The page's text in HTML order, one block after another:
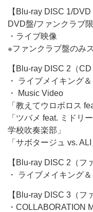
【Blu-ray DISC 1/
DVD盤/ファンクラブ限
・ライブ映像
※ファンクラブ盤のみ
【Blu-ray DISC 2（
・ ライブメイキング
・ Music Video
「教えてウロボロス
「ツバメ feat. ミドリ
学校吹奏楽部」
「サボタージュ vs. ALI
【Blu-ray DISC 2（フ
・ ライブメイキング
【Blu-ray DISC 3（フ
・COLLABORATION